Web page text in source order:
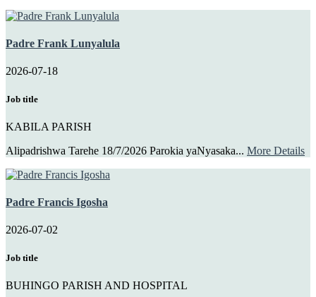
Padre Frank Lunyalula
2026-07-18
Job title
KABILA PARISH
Alipadrishwa Tarehe 18/7/2026 Parokia yaNyasaka... More Details
Padre Francis Igosha
2026-07-02
Job title
BUHINGO PARISH AND HOSPITAL